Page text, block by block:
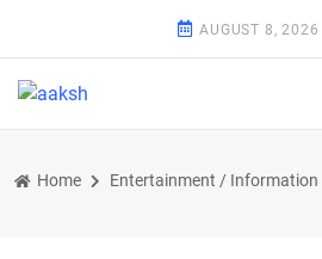
AUGUST 8, 2026
Home Entertainment / Information